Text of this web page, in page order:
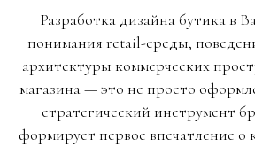
Разработка дизайна бутика в
понимания retail-среды,
архитектуры коммерческих
магазина — это не просто
стратегический инструмент
формирует первое впечатление о